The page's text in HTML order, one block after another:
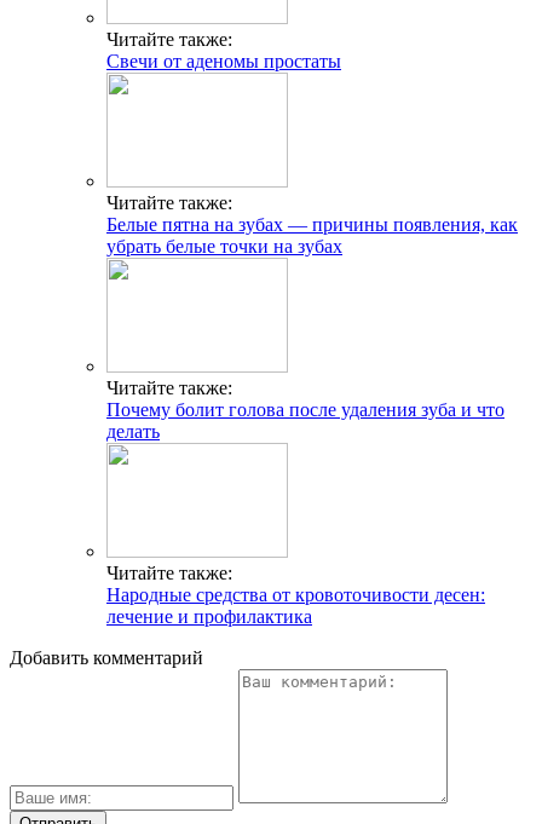
Читайте также:
Свечи от аденомы простаты
Читайте также:
Белые пятна на зубах — причины появления, как
убрать белые точки на зубах
Читайте также:
Почему болит голова после удаления зуба и что
делать
Читайте также:
Народные средства от кровоточивости десен:
лечение и профилактика
Добавить комментарий